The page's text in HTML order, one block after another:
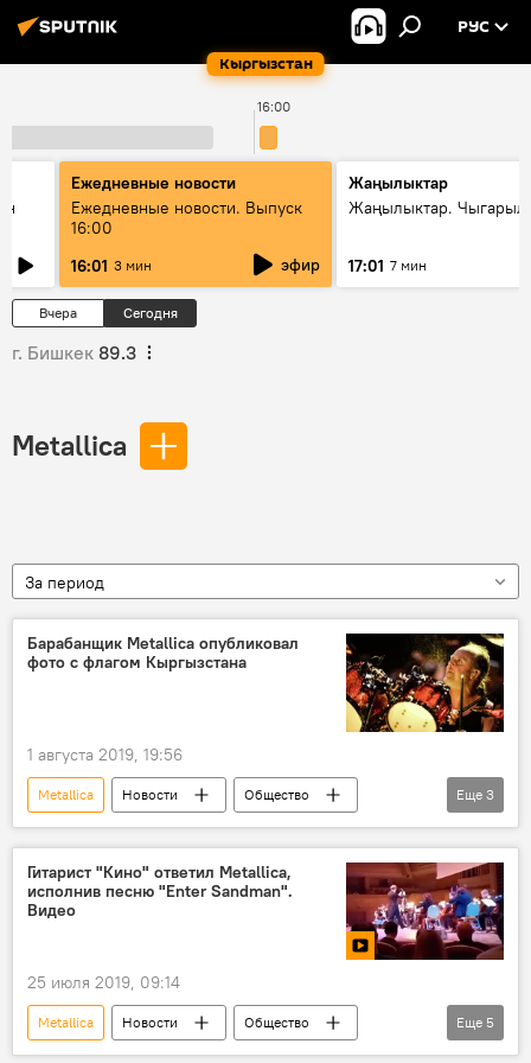
Кыргызстан
РУС
16:00
Ежедневные новости
Ежедневные новости. Выпуск
16:00
16:01 3 мин эфир
Жаңылыктар
Жаңылыктар.
17:01 7 мин
Вчера Сегодня
г. Бишкек 89.3
Metallica
За период
Барабанщик Metallica опубликовал
фото с флагом Кыргызстана
1 августа 2019, 19:56
Metallica Новости
Общество
Кыргызстан
фанат флаг
Еще 3
Гитарист "Кино" ответил Metallica,
исполнив песню "Enter Sandman".
Видео
25 июля 2019, 09:14
Metallica Новости
Общество
В мире
Культура
видео
Еще 5